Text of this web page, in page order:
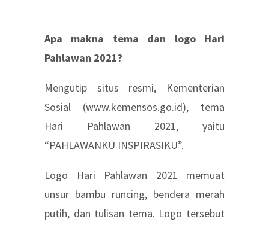
Apa makna tema dan logo Hari
Pahlawan 2021?
Mengutip situs resmi, Kementerian
Sosial (www.kemensos.go.id), tema
Hari Pahlawan 2021, yaitu
“PAHLAWANKU INSPIRASIKU”.
Logo Hari Pahlawan 2021 memuat
unsur bambu runcing, bendera merah
putih, dan tulisan tema. Logo tersebut